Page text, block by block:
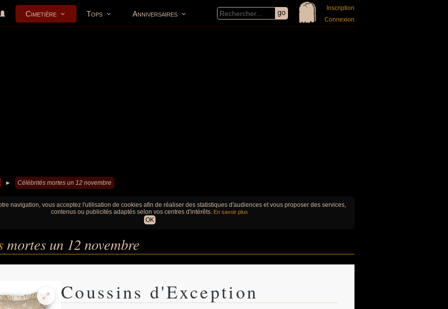
Cimetière Tops Anniversaires
Inscription
Connexion
► Célébrités mortes un 12 novembre
navigation, vous acceptez l'utilisation de cookies afin de réaliser des statistiques d'audiences et vous proposer des services,
contenus ou publicités adaptés selon vos centres d'intérêts. En savoir plus
OK
mortes un 12 novembre
Coussins d'Exception